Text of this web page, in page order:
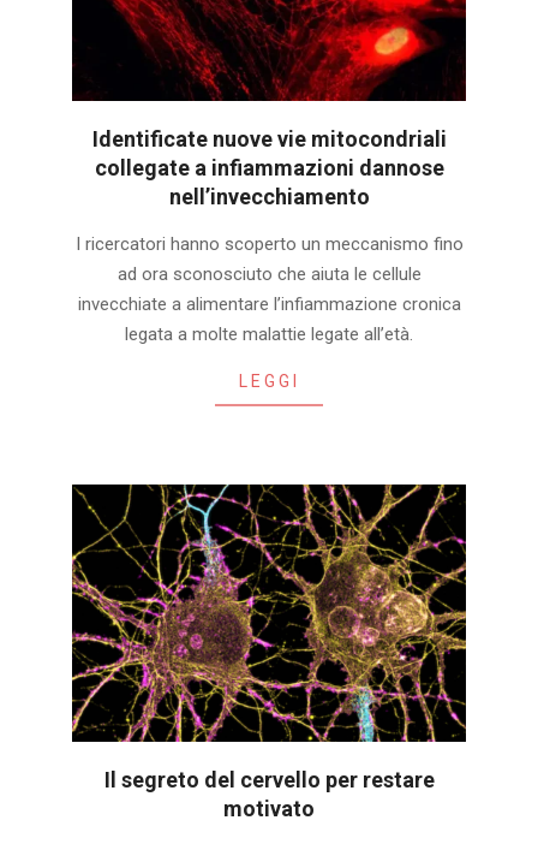
Identificate nuove vie mitocondriali
collegate a infiammazioni dannose
nell’invecchiamento
08-I ricercatori hanno scoperto un meccanismo fino
ad ora sconosciuto che aiuta le cellule
invecchiate a alimentare l’infiammazione cronica
legata a molte malattie legate all’età.
LEGGI
Il segreto del cervello per restare
motivato